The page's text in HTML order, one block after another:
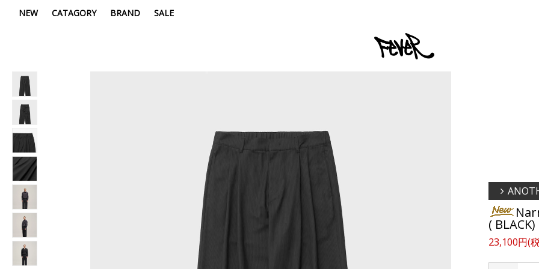
NEW CATAGORY BRAND SALE
( BLACK)
23,100円(